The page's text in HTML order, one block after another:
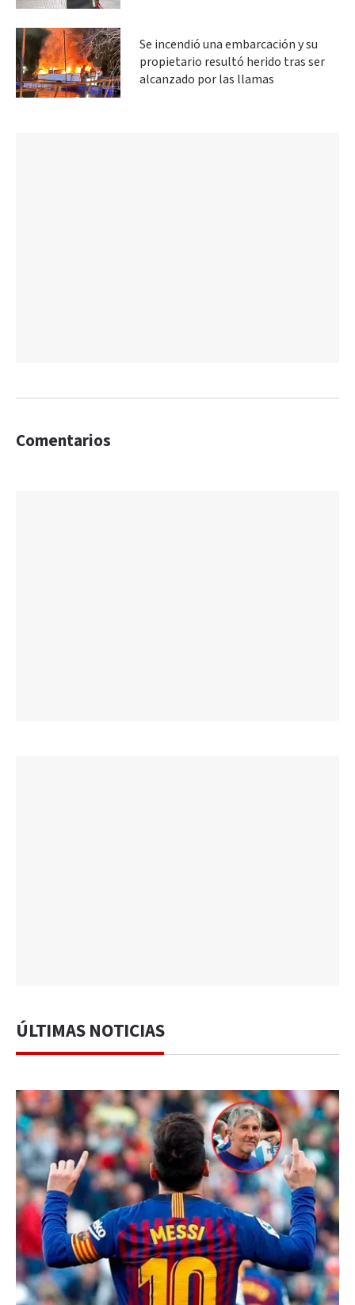
Se incendió una embarcación y su
propietario resultó herido tras ser
alcanzado por las llamas
Comentarios
ÚLTIMAS NOTICIAS